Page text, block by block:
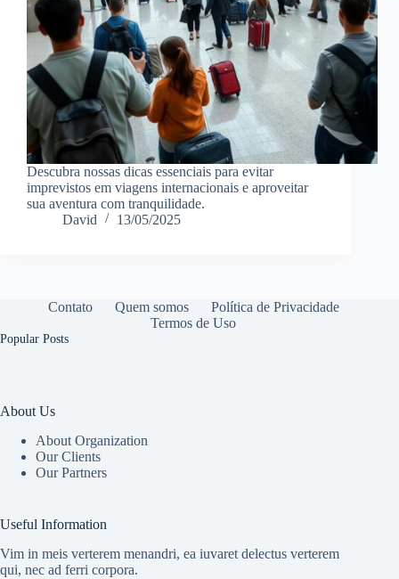
Descubra nossas dicas essenciais para evitar
imprevistos em viagens internacionais e aproveitar
sua aventura com tranquilidade.
David
13/05/2025
Contato Quem somos
Política de Privacidade
Termos de Uso
Popular Posts
About Us
About Organization
Our Clients
Our Partners
Useful Information
Vim in meis verterem menandri, ea iuvaret delectus verterem
qui, nec ad ferri corpora.